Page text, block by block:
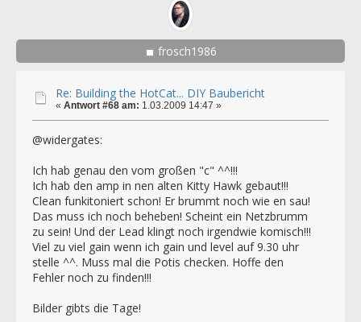
frosch1986
Re: Building the HotCat... DIY Baubericht
« Antwort #68 am: 1.03.2009 14:47 »
@widergates:
Ich hab genau den vom großen "c" ^^!!!
Ich hab den amp in nen alten Kitty Hawk gebaut!!!
Clean funkitoniert schon! Er brummt noch wie en sau!
Das muss ich noch beheben! Scheint ein Netzbrumm
zu sein! Und der Lead klingt noch irgendwie komisch!!!
Viel zu viel gain wenn ich gain und level auf 9.30 uhr
stelle ^^. Muss mal die Potis checken. Hoffe den
Fehler noch zu finden!!!
Bilder gibts die Tage!